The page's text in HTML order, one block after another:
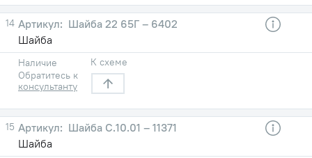
14
Шайба 22 65Г – 6402
Шайба
Наличие
Обратитесь к
консультанту
К схеме
15
Шайба C.10.01 – 11371
Шайба